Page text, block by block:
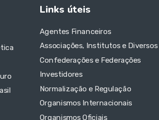
Links úteis
Agentes Financeiros
Associações, Institutos e Diversos
Confederações e Federações
Investidores
Normalização e Regulação
Organismos Internacionais
Organismos Oficiais